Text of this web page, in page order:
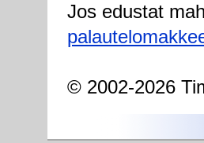
Jos edustat
© 2002-2026